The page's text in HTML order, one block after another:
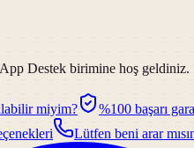
Destek birimine hoş geldiniz.
miyim?
%100 başarı
Lütfen beni arar